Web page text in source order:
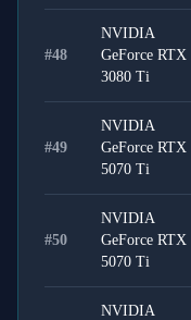
#48
NVIDIA
GeForce RTX
3080 Ti
#49
NVIDIA
GeForce RTX
5070 Ti
#50
NVIDIA
GeForce RTX
5070 Ti
NVIDIA